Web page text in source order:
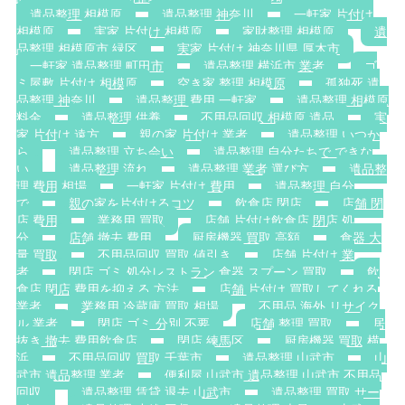
遺品整理 相模原
遺品整理 神奈川
一軒家 片付け
相模原
実家 片付け 相模原 家財整理 相模原
遺
品整理 相模原市 緑区
実家 片付け 神奈川県 厚木市
一軒家 遺品整理 町田市
遺品整理 横浜市 業者
ゴ
ミ屋敷 片付け 相模原
空き家 整理 相模原
孤独死 遺
品整理 神奈川
遺品整理 費用 一軒家
遺品整理 相模原
料金
遺品整理 供養 不用品回収 相模原 遺品
実
家 片付け 遠方
親の家 片付け 業者
遺品整理 いつか
ら
遺品整理 立ち会い
遺品整理 自分たちで できな
い
遺品整理 流れ 遺品整理 業者 選び方
遺品整
理 費用 相場
一軒家 片付け 費用
遺品整理 自分
で
親の家を片付けるコツ 飲食店 閉店
店舗 閉
店 費用
業務用 買取
店舗 片付け飲食店 閉店 処
分
店舗 撤去 費用 厨房機器 買取 高額
食器 大
量 買取
不用品回収 買取 値引き
店舗 片付け 業
者
閉店 ゴミ 処分レストラン 食器 スプーン 買取
飲
食店 閉店 費用を抑える 方法
店舗 片付け 買取してくれる
業者
業務用 冷蔵庫 買取 相場
不用品 海外 リサイク
ル 業者
閉店 ゴミ 分別 不要 店舗 整理 買取
居
抜き 撤去 費用飲食店
閉店 練馬区
厨房機器 買取 横
浜
不用品回収 買取 千葉市 遺品整理 山武市
山
武市 遺品整理 業者
便利屋 山武市 遺品整理 山武市 不用品
回収
遺品整理 賃貸 退去 山武市
遺品整理 買取 サー